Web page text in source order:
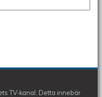
TV-kanal. Detta innebär